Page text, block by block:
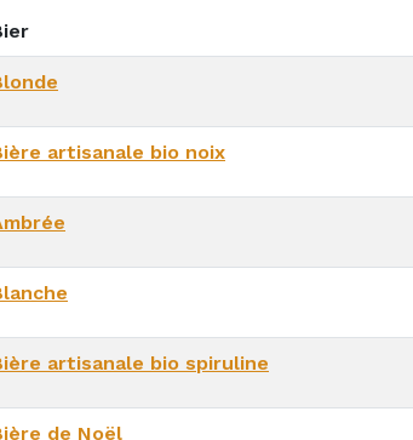
artisanale bio noix
artisanale bio spiruline
de Noël